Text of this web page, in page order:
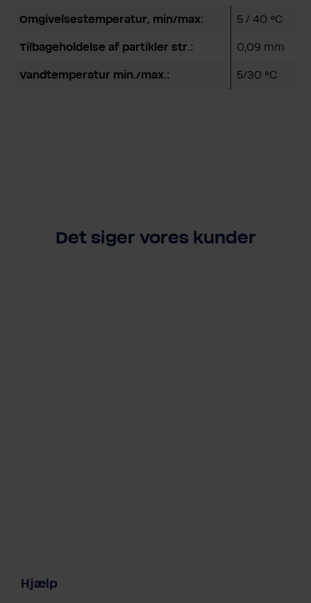
Omgivelsestemperatur, min/max: 5 / 40 °C
Tilbageholdelse af partikler str.: 0,09 mm
Vandtemperatur min./max.: 5/30 °C
Det siger vores kunder
Hjælp